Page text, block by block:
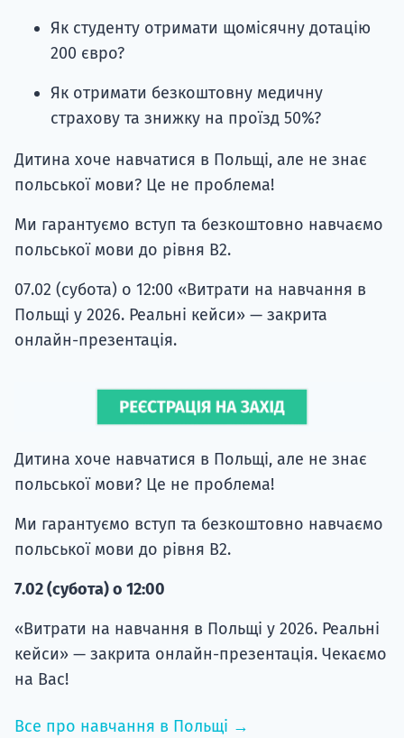
Як студенту отримати щомісячну дотацію
200 євро?
Як отримати безкоштовну медичну
страхову та знижку на проїзд 50%?
Дитина хоче навчатися в Польщі, але не знає
польської мови? Це не проблема!
Ми гарантуємо вступ та безкоштовно навчаємо
польської мови до рівня B2.
07.02 (субота) о 12:00 «Витрати на навчання в
Польщі у 2026. Реальні кейси» — закрита
онлайн-презентація.
Дитина хоче навчатися в Польщі, але не знає
польської мови? Це не проблема!
Ми гарантуємо вступ та безкоштовно навчаємо
польської мови до рівня B2.
7.02 (субота) о 12:00
«Витрати на навчання в Польщі у 2026. Реальні
кейси» — закрита онлайн-презентація. Чекаємо
на Вас!
Все про навчання в Польщі →